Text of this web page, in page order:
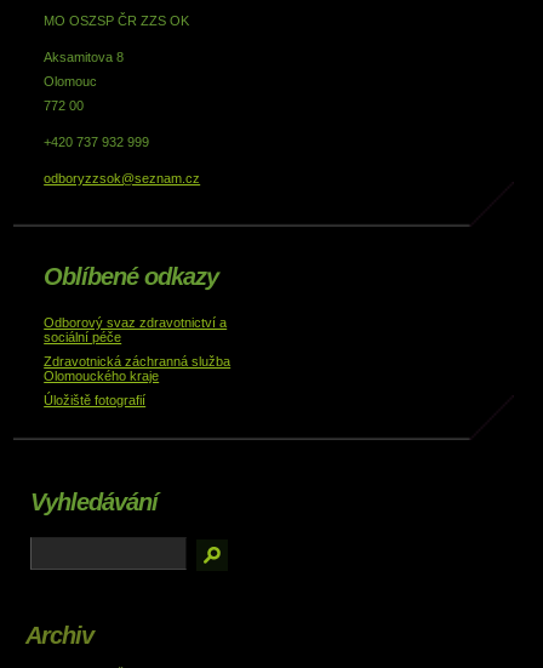
MO OSZSP ČR ZZS OK
Aksamitova 8
Olomouc
772 00
+420 737 932 999
odboryzzsok@seznam.cz
Oblíbené odkazy
Odborový svaz zdravotnictví a
sociální péče
Zdravotnická záchranná služba
Olomouckého kraje
Úložiště fotografií
Vyhledávání
Archiv